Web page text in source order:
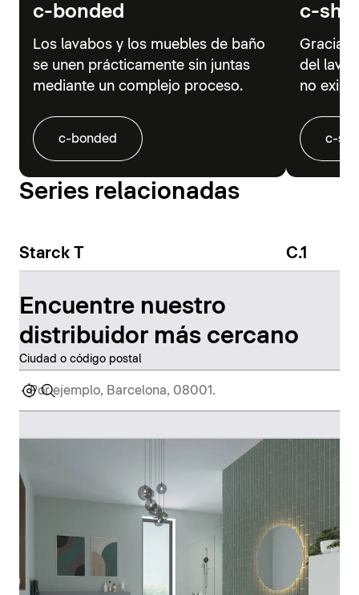
c-bonded
Los lavabos y los muebles de baño
se unen prácticamente sin juntas
mediante un complejo proceso.
c-bonded
c-
Gracias
del
no
c-
Series relacionadas
Starck T C.1
Encuentre nuestro
distribuidor más cercano
Ciudad o código postal